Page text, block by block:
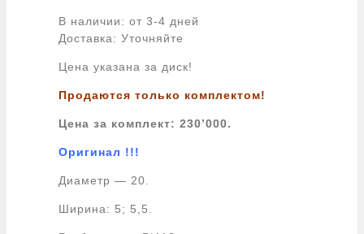
В наличии: от 3-4 дней
Доставка: Уточняйте
Цена указана за диск!
Продаются только комплектом!
Цена за комплект: 230’000.
Оригинал !!!
Диаметр — 20.
Ширина: 5; 5,5.